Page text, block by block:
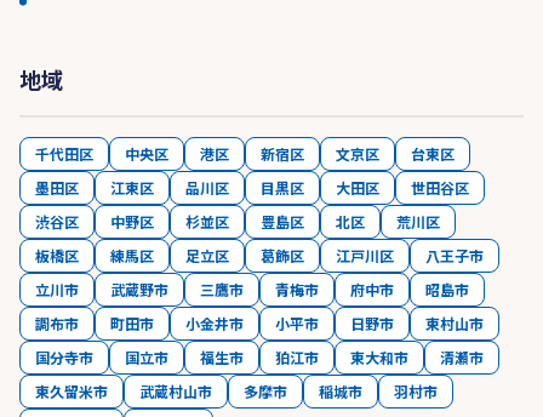
地域
千代田区 中央区 港区 新宿区 文京区
台東区
墨田区
江東区 品川区 目黒区 大田区
世田谷区
渋谷区
中野区 杉並区 豊島区 北区
荒川区
板橋区
練馬区 足立区 葛飾区 江戸川区
八王子市
立川市
武蔵野市 三鷹市 青梅市 府中市
昭島市
調布市
町田市 小金井市 小平市 日野市
東村山市
国分寺市
国立市 福生市 狛江市 東大和市
清瀬市
東久留米市
武蔵村山市 多摩市 稲城市
羽村市